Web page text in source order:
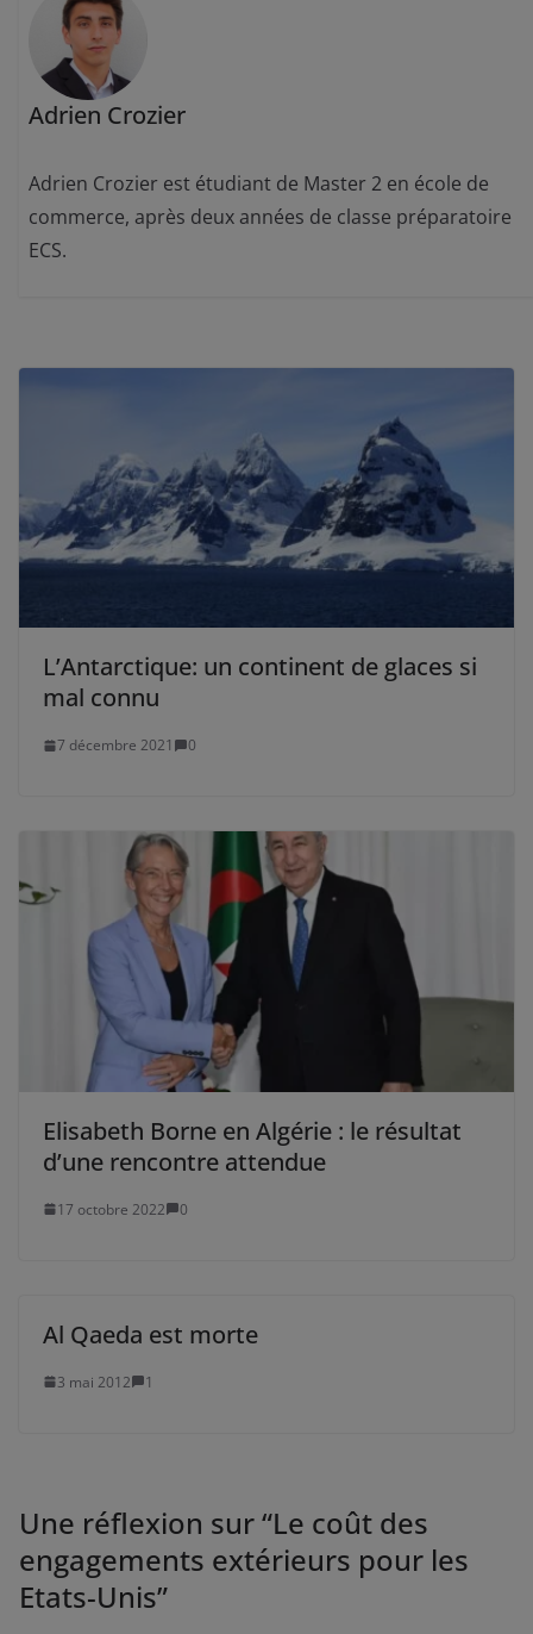
Adrien Crozier
Adrien Crozier est étudiant de Master 2 en école de
commerce, après deux années de classe préparatoire
ECS.
L’Antarctique: un continent de glaces si
mal connu
7 décembre 2021 0
Elisabeth Borne en Algérie : le résultat
d’une rencontre attendue
17 octobre 2022 0
Al Qaeda est morte
3 mai 2012 1
Une réflexion sur “Le coût des
engagements extérieurs pour les
Etats-Unis”